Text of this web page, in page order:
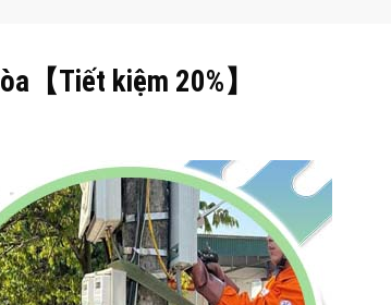
【Tiết kiệm 20%】